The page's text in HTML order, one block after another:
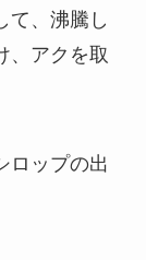
て、沸騰し
、アクを取
ロップの出